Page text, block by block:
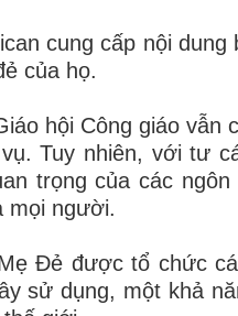
cung cấp nội
của họ.
hội Công giáo vẫn
Tuy nhiên, với tư
trọng của các
mọi người.
Đẻ được tổ chức
sử dụng, một khả